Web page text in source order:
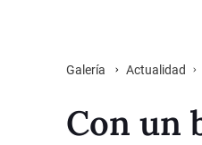
Galería Actualidad
Con un